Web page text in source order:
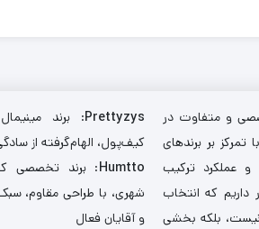
و متفاوت در
بر برندهای
عملکرد ترکیب
داریم که انتخاب
بلکه بخشی
Prettyzys: برند
کیف‌پول، الهام‌گرفته از
Humtto: برند تخصصی
شهری، با طراحی مقاوم،
و آقایان فعال